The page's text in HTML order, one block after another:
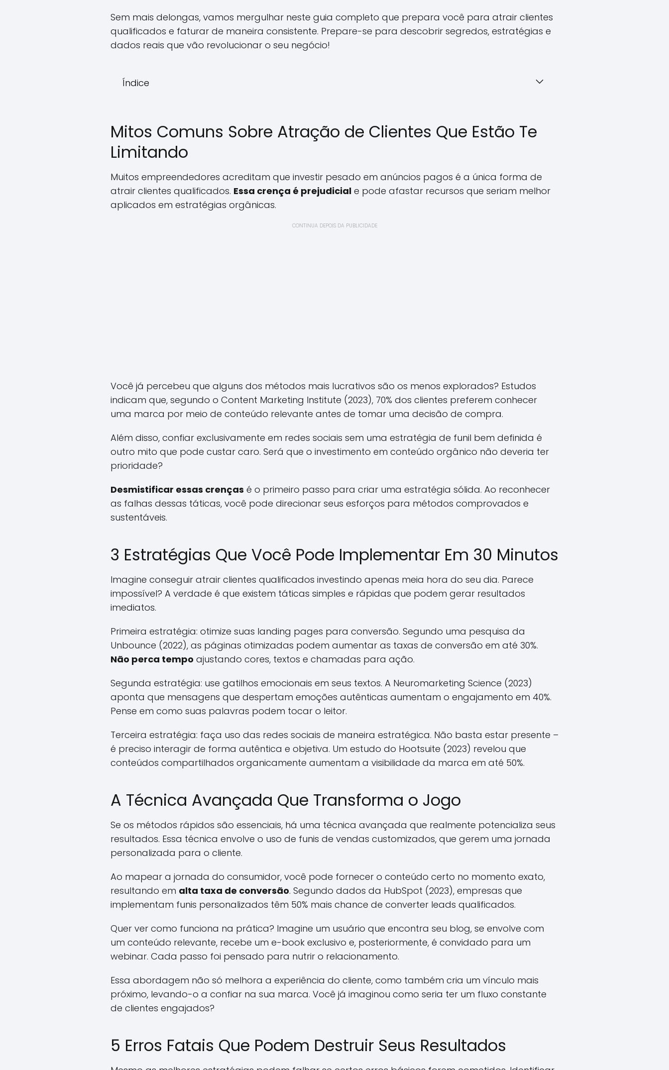
Sem mais delongas, vamos mergulhar neste guia completo que prepara você para atrair clientes
qualificados e faturar de maneira consistente. Prepare-se para descobrir segredos, estratégias e
dados reais que vão revolucionar o seu negócio!
Índice
Mitos Comuns Sobre Atração de Clientes Que Estão Te
Limitando
Muitos empreendedores acreditam que investir pesado em anúncios pagos é a única forma de
atrair clientes qualificados. Essa crença é prejudicial e pode afastar recursos que seriam melhor
aplicados em estratégias orgânicas.
CONTINUA DEPOIS DA PUBLICIDADE
Você já percebeu que alguns dos métodos mais lucrativos são os menos explorados? Estudos
indicam que, segundo o Content Marketing Institute (2023), 70% dos clientes preferem conhecer
uma marca por meio de conteúdo relevante antes de tomar uma decisão de compra.
Além disso, confiar exclusivamente em redes sociais sem uma estratégia de funil bem definida é
outro mito que pode custar caro. Será que o investimento em conteúdo orgânico não deveria ter
prioridade?
Desmistificar essas crenças é o primeiro passo para criar uma estratégia sólida. Ao reconhecer
as falhas dessas táticas, você pode direcionar seus esforços para métodos comprovados e
sustentáveis.
3 Estratégias Que Você Pode Implementar Em 30 Minutos
Imagine conseguir atrair clientes qualificados investindo apenas meia hora do seu dia. Parece
impossível? A verdade é que existem táticas simples e rápidas que podem gerar resultados
imediatos.
Primeira estratégia: otimize suas landing pages para conversão. Segundo uma pesquisa da
Unbounce (2022), as páginas otimizadas podem aumentar as taxas de conversão em até 30%.
Não perca tempo ajustando cores, textos e chamadas para ação.
Segunda estratégia: use gatilhos emocionais em seus textos. A Neuromarketing Science (2023)
aponta que mensagens que despertam emoções autênticas aumentam o engajamento em 40%.
Pense em como suas palavras podem tocar o leitor.
Terceira estratégia: faça uso das redes sociais de maneira estratégica. Não basta estar presente –
é preciso interagir de forma autêntica e objetiva. Um estudo do Hootsuite (2023) revelou que
conteúdos compartilhados organicamente aumentam a visibilidade da marca em até 50%.
A Técnica Avançada Que Transforma o Jogo
Se os métodos rápidos são essenciais, há uma técnica avançada que realmente potencializa seus
resultados. Essa técnica envolve o uso de funis de vendas customizados, que gerem uma jornada
personalizada para o cliente.
Ao mapear a jornada do consumidor, você pode fornecer o conteúdo certo no momento exato,
resultando em alta taxa de conversão. Segundo dados da HubSpot (2023), empresas que
implementam funis personalizados têm 50% mais chance de converter leads qualificados.
Quer ver como funciona na prática? Imagine um usuário que encontra seu blog, se envolve com
um conteúdo relevante, recebe um e-book exclusivo e, posteriormente, é convidado para um
webinar. Cada passo foi pensado para nutrir o relacionamento.
Essa abordagem não só melhora a experiência do cliente, como também cria um vínculo mais
próximo, levando-o a confiar na sua marca. Você já imaginou como seria ter um fluxo constante
de clientes engajados?
5 Erros Fatais Que Podem Destruir Seus Resultados